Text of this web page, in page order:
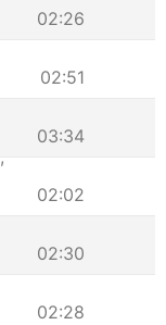
02:26
02:51
03:34
,
02:02
02:30
02:28